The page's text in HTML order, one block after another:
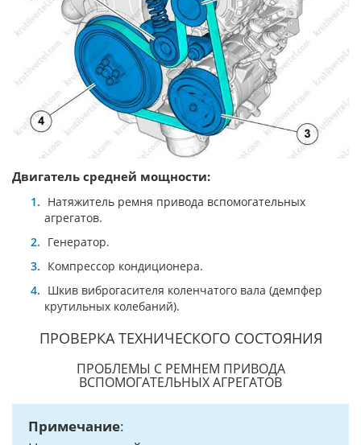
Двигатель средней мощности:
Натяжитель ремня привода вспомогательных
агрегатов.
Генератор.
Компрессор кондиционера.
Шкив виброгасителя коленчатого вала (демпфер
крутильных колебаний).
ПРОВЕРКА ТЕХНИЧЕСКОГО СОСТОЯНИЯ
ПРОБЛЕМЫ С РЕМНЕМ ПРИВОДА
ВСПОМОГАТЕЛЬНЫХ АГРЕГАТОВ
Примечание: